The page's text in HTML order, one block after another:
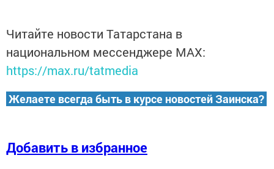
Читайте новости Татарстана в
национальном мессенджере MАХ:
https://max.ru/tatmedia
Желаете всегда быть в курсе новостей Заинска?
Добавить в избранное